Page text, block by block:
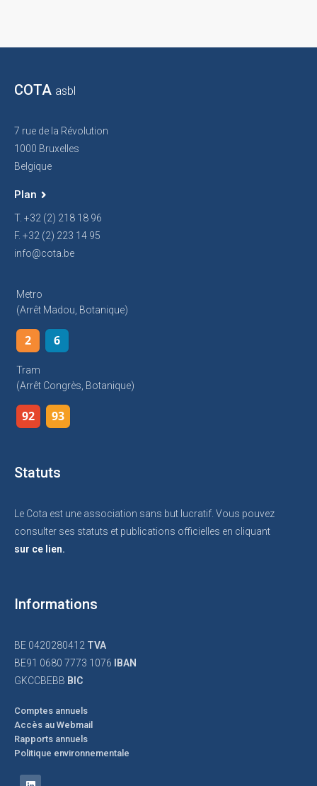
COTA asbl
7 rue de la Révolution
1000 Bruxelles
Belgique
Plan
T. +32 (2) 218 18 96
F. +32 (2) 223 14 95
info@cota.be
Metro
(arrêt Madou, Botanique)
2 6
Tram
(arrêt Congrès, Botanique)
92 93
Statuts
Le Cota est une association sans but lucratif. Vous pouvez
consulter ses statuts et publications officielles en cliquant
sur ce lien.
Informations
BE 0420280412 TVA
BE91 0680 7773 1076
IBAN
GKCCBEBB BIC
Comptes annuels
Accès au Webmail
Rapports annuels
Politique environnementale